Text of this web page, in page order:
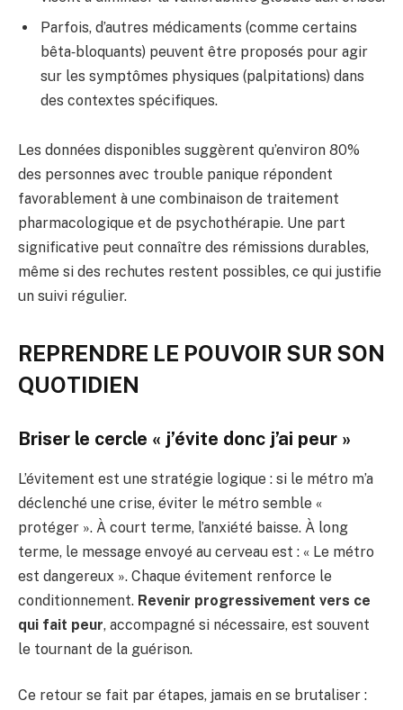
Parfois, d’autres médicaments (comme certains
bêta‑bloquants) peuvent être proposés pour agir
sur les symptômes physiques (palpitations) dans
des contextes spécifiques.
Les données disponibles suggèrent qu’environ 80%
des personnes avec trouble panique répondent
favorablement à une combinaison de traitement
pharmacologique et de psychothérapie. Une part
significative peut connaître des rémissions durables,
même si des rechutes restent possibles, ce qui justifie
un suivi régulier.
REPRENDRE LE POUVOIR SUR SON
QUOTIDIEN
Briser le cercle « j’évite donc j’ai peur »
L’évitement est une stratégie logique : si le métro m’a
déclenché une crise, éviter le métro semble «
protéger ». À court terme, l’anxiété baisse. À long
terme, le message envoyé au cerveau est : « Le métro
est dangereux ». Chaque évitement renforce le
conditionnement. Revenir progressivement vers ce
qui fait peur, accompagné si nécessaire, est souvent
le tournant de la guérison.
Ce retour se fait par étapes, jamais en se brutaliser :